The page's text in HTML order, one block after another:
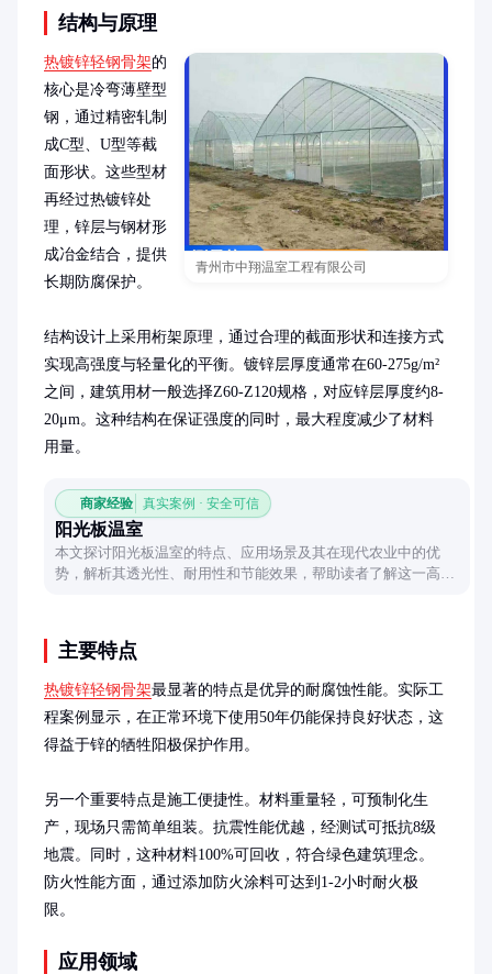
结构与原理
青州市中翔温室工程有限公司
热镀锌轻钢骨架的
核心是冷弯薄壁型
钢，通过精密轧制
成C型、U型等截
面形状。这些型材
再经过热镀锌处
理，锌层与钢材形
成冶金结合，提供
长期防腐保护。
结构设计上采用桁架原理，通过合理的截面形状和连接方式
实现高强度与轻量化的平衡。镀锌层厚度通常在60-275g/m²
之间，建筑用材一般选择Z60-Z120规格，对应锌层厚度约8-
20μm。这种结构在保证强度的同时，最大程度减少了材料
用量。
商家经验 真实案例 · 安全可信
阳光板温室
本文探讨阳光板温室的特点、应用场景及其在现代农业中的优
势，解析其透光性、耐用性和节能效果，帮助读者了解这一高效
主要特点
热镀锌轻钢骨架最显著的特点是优异的耐腐蚀性能。实际工
程案例显示，在正常环境下使用50年仍能保持良好状态，这
得益于锌的牺牲阳极保护作用。
另一个重要特点是施工便捷性。材料重量轻，可预制化生
产，现场只需简单组装。抗震性能优越，经测试可抵抗8级
地震。同时，这种材料100%可回收，符合绿色建筑理念。
防火性能方面，通过添加防火涂料可达到1-2小时耐火极
限。
应用领域